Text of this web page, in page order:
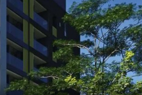
Sala Comercial (2)
Sobrado (5)
Studio (4)
Terreno (3)